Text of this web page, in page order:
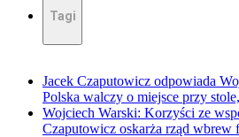
Tagi
Jacek Czaputowicz odpowiada
Polska walczy o miejsce przy
Wojciech Warski: Korzyści ze
Czaputowicz oskarża rząd wbrew